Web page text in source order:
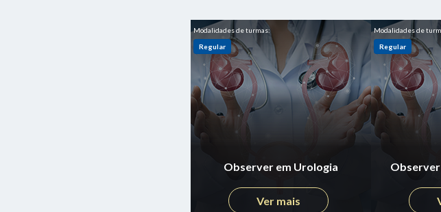
Modalidades de turmas:
Regular
Observer em Urologia
Ver mais
Modalidades de
Regular
Observer